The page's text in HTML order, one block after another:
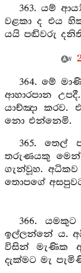
363. යම්
වළකා ද එය
යයි පඬිවරු
364. මේ
ආහාරපාන
යාච්ඤා කරව.
නො එන්නෙමි.
365.
තරුණයකු මෙන්
ගැන්වූහ.
තොපගේ
366.
ඉල්ලන්නේ ය.
විසින් මැණික
දැක්මට මැ